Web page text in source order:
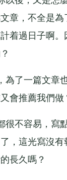
章，不全是
着過日子啊
了一篇文章也
會推薦我們做
不容易，寫點
，這光寫沒
長久嗎？